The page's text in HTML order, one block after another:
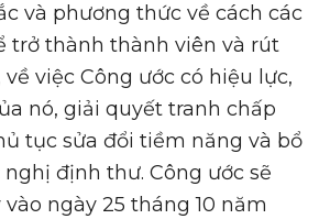
và phương thức về cách các
trở thành thành viên và rút
về việc Công ước có hiệu lực,
nó, giải quyết tranh chấp
tục sửa đổi tiềm năng và bổ
định thư. Công ước sẽ
ngày 25 tháng 10 năm